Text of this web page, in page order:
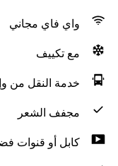
واي فاي مجاني
مع تكييف
خدمة النقل من
مجفف الشعر
كابل أو قنوات